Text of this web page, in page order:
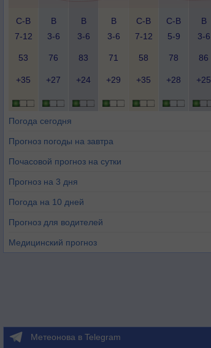
С-В
7-12
В
3-6
В
3-6
В
3-6
С-В
7-12
С-В
5-9
В
3-6
53 76 83 71 58 78 86
+35 +27 +24 +29 +35 +28 +25
Погода сегодня
Прогноз погоды на завтра
Почасовой прогноз на сутки
Прогноз на 3 дня
Погода на 10 дней
Прогноз для водителей
Медицинский прогноз
Метеонова в Telegram